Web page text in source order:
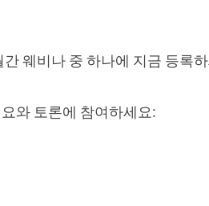
웨비나 중 하나에 지금 등록
와 토론에 참여하세요: